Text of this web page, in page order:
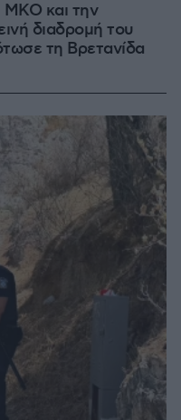
ΜΚΟ και την
διαδρομή του
τη Βρετανίδα